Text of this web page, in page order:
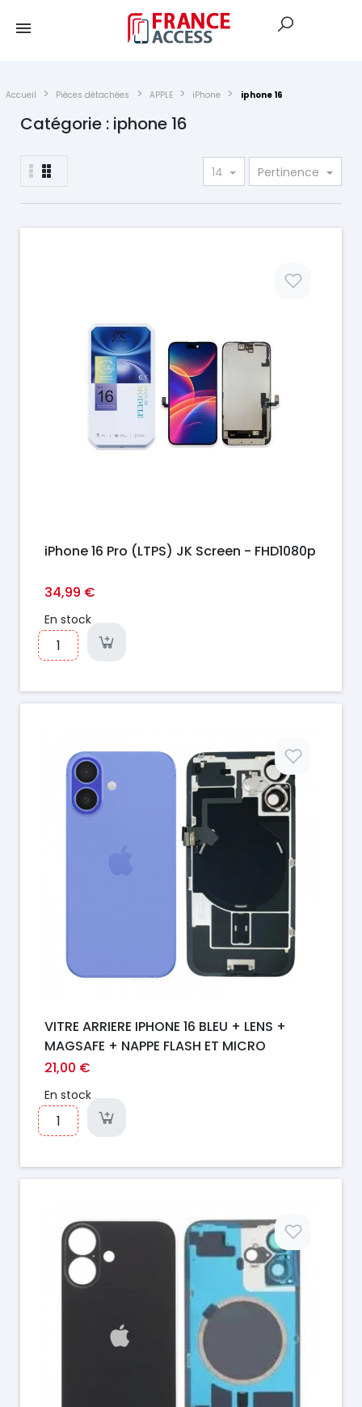
Accueil Pièces détachées APPLE iPhone iphone 16
Catégorie : iphone 16
14 Pertinence
iPhone 16 Pro (LTPS) JK Screen - FHD1080p
34,99 €
En stock
VITRE ARRIERE IPHONE 16 BLEU + LENS +
MAGSAFE + NAPPE FLASH ET MICRO
21,00 €
En stock